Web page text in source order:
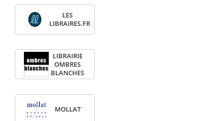
LES
LIBRAIRES.FR
LIBRAIRIE
OMBRES
BLANCHES
MOLLAT